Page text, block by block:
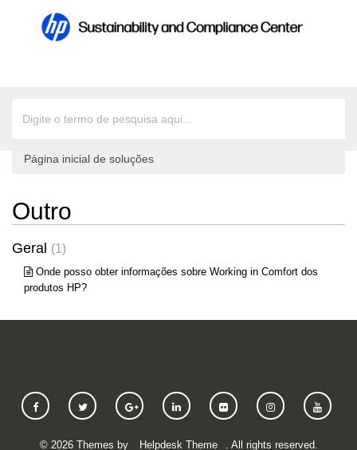
Página inicial de soluções
Outro
Geral 1
Onde posso obter informações sobre Working in Comfort dos
produtos HP?
© 2026Themes by Helpdesk Theme . All rights reserved.